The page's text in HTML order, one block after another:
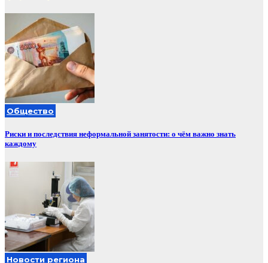
Общество
Риски и последствия неформальной занятости: о чём важно знать
каждому
Новости региона